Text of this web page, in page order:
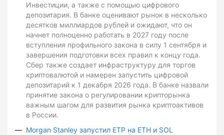
Инвестиции, а также с помощью цифрового
депозитария. В банке оценивают рынок в несколько
десятков миллиардов рублей и ожидают, что он
начнет полноценно работать в 2027 году после
вступления профильного закона в силу 1 сентября и
завершения подготовки всех правил к концу года.
Сбер также создает инфраструктуру для торгов
криптовалютой и намерен запустить цифровой
депозитарий к 1 декабря 2026 года. В банке назвали
принятие закона о регулировании крипторынка
важным шагом для развития рынка криптоактивов
в России.
Morgan Stanley запустил ETP на ETH и SOL